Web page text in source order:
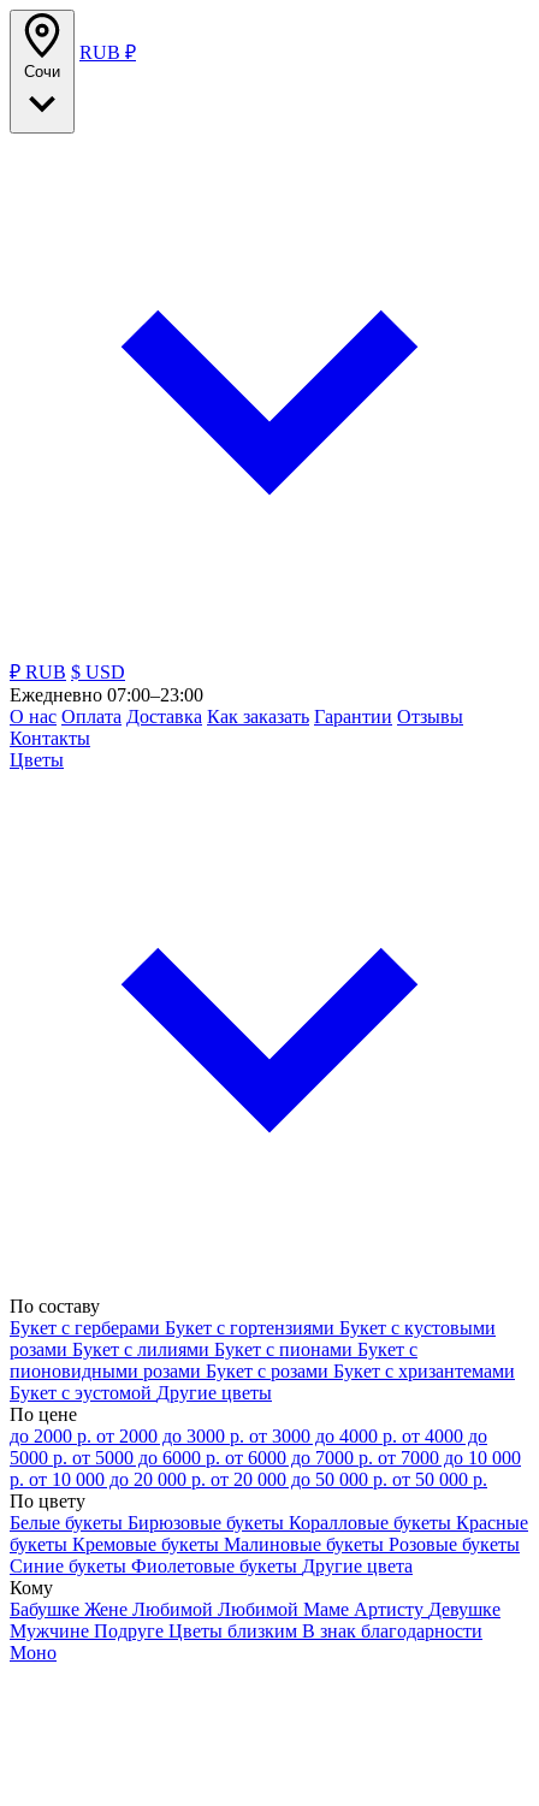
Сочи
RUB ₽
₽ RUB $ USD
Ежедневно 07:00–23:00
О нас Оплата Доставка Как заказать Гарантии Отзывы
Контакты
Цветы
По составу
Букет с герберами Букет с гортензиями Букет с кустовыми
розами Букет с лилиями Букет с пионами Букет с
пионовидными розами Букет с розами Букет с хризантемами
Букет с эустомой Другие цветы
По цене
до 2000 р. от 2000 до 3000 р. от 3000 до 4000 р. от 4000 до
5000 р. от 5000 до 6000 р. от 6000 до 7000 р. от 7000 до 10 000
р. от 10 000 до 20 000 р. от 20 000 до 50 000 р. от 50 000 р.
По цвету
Белые букеты Бирюзовые букеты Коралловые букеты Красные
букеты Кремовые букеты Малиновые букеты Розовые букеты
Синие букеты Фиолетовые букеты Другие цвета
Кому
Бабушке Жене Любимой Любимой Маме Артисту Девушке
Мужчине Подруге Цветы близким В знак благодарности
Моно